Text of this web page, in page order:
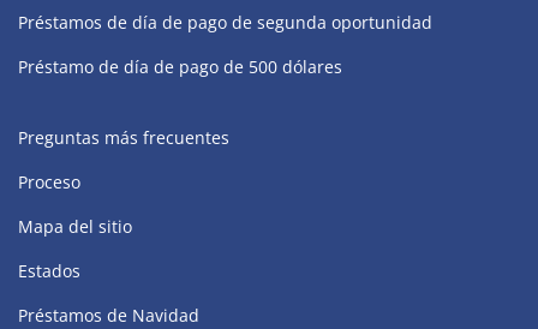
Préstamos de día de pago de segunda oportunidad
Préstamo de día de pago de 500 dólares
Preguntas más frecuentes
Proceso
Mapa del sitio
Estados
Préstamos de Navidad